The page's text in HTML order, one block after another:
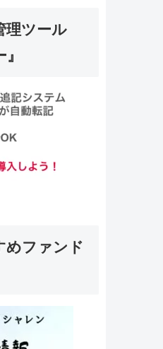
理ツール
めファンド